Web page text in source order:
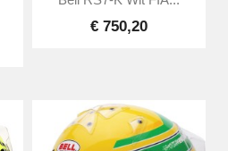
€ 750,20